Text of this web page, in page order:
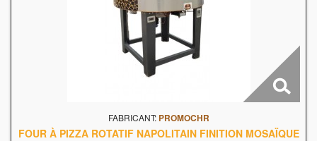
FABRICANT: PROMOCHR
FOUR À PIZZA ROTATIF NAPOLITAIN FINITION MOSAÏQUE